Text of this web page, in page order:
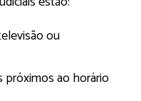
ou
próximos ao horário